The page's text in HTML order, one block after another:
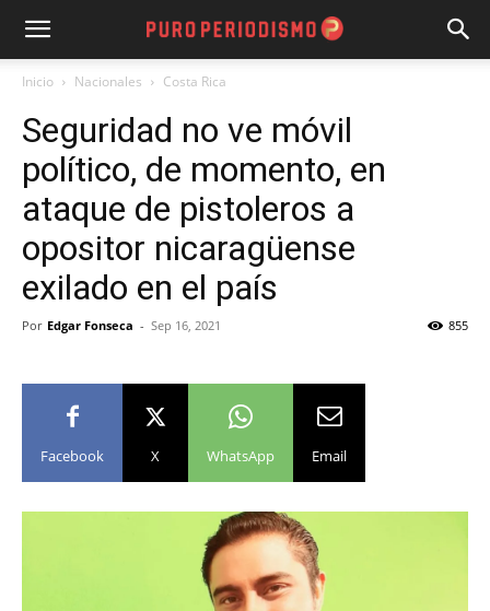
Inicio Nacionales Costa Rica
Seguridad no ve móvil
político, de momento, en
ataque de pistoleros a
opositor nicaragüense
exilado en el país
Por Edgar Fonseca - Sep 16, 2021 855
Facebook X WhatsApp Email